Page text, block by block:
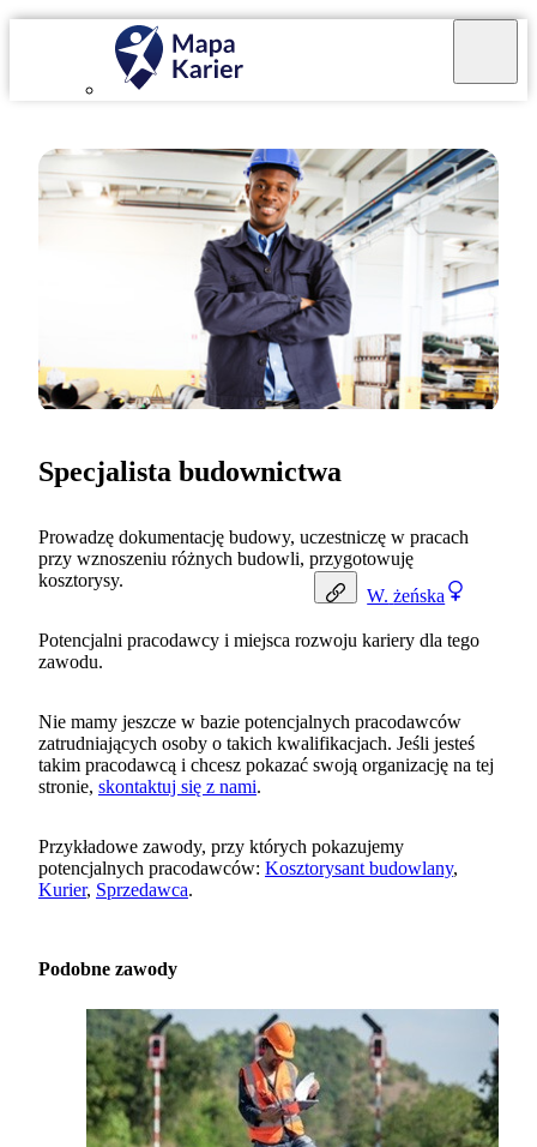
W. żeńska
Specjalista budownictwa
Prowadzę dokumentację budowy, uczestniczę w pracach
przy wznoszeniu różnych budowli, przygotowuję
kosztorysy.
Potencjalni pracodawcy i miejsca rozwoju kariery dla tego
zawodu.
Nie mamy jeszcze w bazie potencjalnych pracodawców
zatrudniających osoby o takich kwalifikacjach. Jeśli jesteś
takim pracodawcą i chcesz pokazać swoją organizację na tej
stronie, skontaktuj się z nami.
Przykładowe zawody, przy których pokazujemy
potencjalnych pracodawców: Kosztorysant budowlany,
Kurier, Sprzedawca.
Podobne zawody